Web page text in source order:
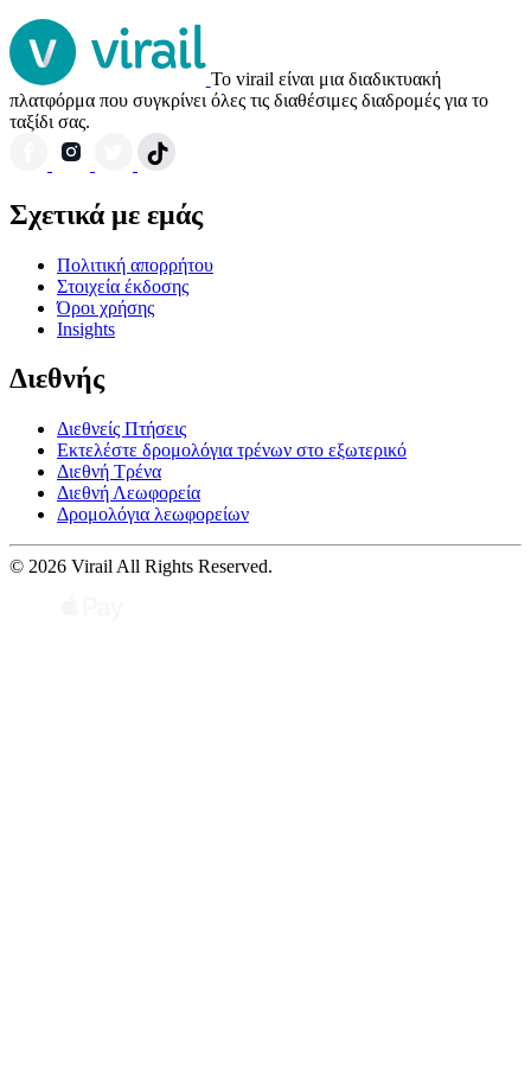
Το virail είναι μια διαδικτυακή
πλατφόρμα που συγκρίνει όλες τις διαθέσιμες διαδρομές για το
ταξίδι σας.
Σχετικά με εμάς
Πολιτική απορρήτου
Στοιχεία έκδοσης
Όροι χρήσης
Insights
Διεθνής
Διεθνείς Πτήσεις
Εκτελέστε δρομολόγια τρένων στο εξωτερικό
Διεθνή Τρένα
Διεθνή Λεωφορεία
Δρομολόγια λεωφορείων
© 2026 Virail All Rights Reserved.